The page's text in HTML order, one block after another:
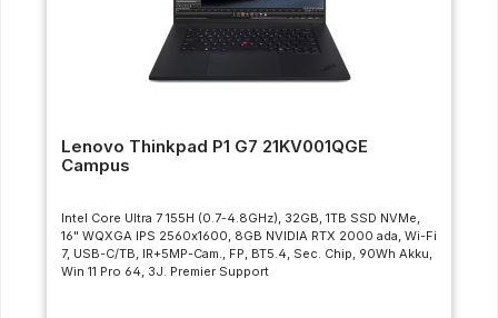
Lenovo Thinkpad P1 G7 21KV001QGE
Campus
Intel Core Ultra 7 155H (0.7-4.8GHz), 32GB, 1TB SSD NVMe,
16" WQXGA IPS 2560x1600, 8GB NVIDIA RTX 2000 ada, Wi-Fi
7, USB-C/TB, IR+5MP-Cam., FP, BT5.4, Sec. Chip, 90Wh Akku,
Win 11 Pro 64, 3J. Premier Support